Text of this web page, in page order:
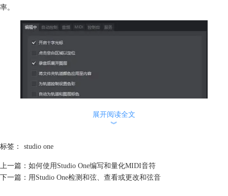
率。
“自动控制”菜单
展开阅读全文
︾
标签： studio one
上一篇： 如何使用Studio One编写和量化MIDI音符
下一篇： 用Studio One检测和弦、查看或更改和弦音